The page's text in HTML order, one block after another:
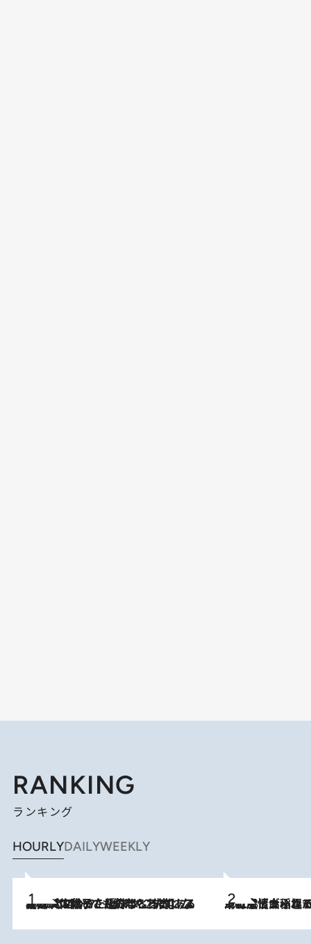
RANKING
ランキング
HOURLYDAILYWEEKLY
2026.8.5
【阿川佐和子さんの年とる力】なぜ70代で始めた趣味は“こんなに楽しい”のか？ ピアノ、俳句…スランプに陥っても続けられる“ある秘訣”とは 2026.8.5
下町風情あふれる台北屈指の人気エリア・大稲埕でセンスのいい台湾土産《ヴ